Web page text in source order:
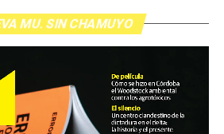
el programa completo)
de audio:Bloque 1/Bloque 2
MU. SIN CHAMUYO